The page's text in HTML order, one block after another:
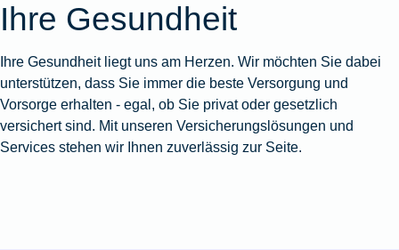
Ihre Gesundheit
Ihre Gesundheit liegt uns am Herzen. Wir möchten Sie dabei
unterstützen, dass Sie immer die beste Versorgung und
Vorsorge erhalten - egal, ob Sie privat oder gesetzlich
versichert sind. Mit unseren Versicherungslösungen und
Services stehen wir Ihnen zuverlässig zur Seite.